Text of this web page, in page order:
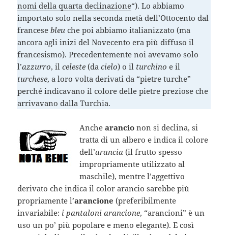
nomi della quarta declinazione“). Lo abbiamo
importato solo nella seconda metà dell’Ottocento dal
francesebleu che poi abbiamo italianizzato (ma
ancora agli inizi del Novecento era più diffuso il
francesismo). Precedentemente noi avevamo solo
l’azzurro, ilceleste (dacielo) o il turchino e il
turchese, a loro volta derivati da “pietre turche”
perché indicavano il colore delle pietre preziose che
arrivavano dalla Turchia.
Anchearancionon si declina, si
tratta di un albero e indica il colore
dell’arancia (il frutto spesso
impropriamente utilizzato al
maschile), mentre l’aggettivo
derivato che indica il color arancio sarebbe più
propriamente l’arancione(preferibilmente
invariabile: i pantaloni arancione, “arancioni” è un
uso un po’ più popolare e meno elegante). E così